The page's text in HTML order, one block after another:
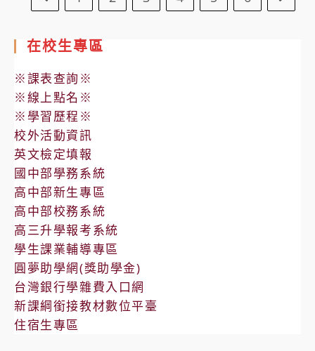
生
班
級
導
師
作
業
結
果
國
中
部
常
態
編
班
暨
公
開
抽
籤
編
配
新
在校生專區
※課表查詢※
※線上點名※
※學習歷程※
校外活動資訊
英文檢定填報
國中部學務系統
高中部新生專區
高中部校務系統
高三升學報考系統
學生課業輔導專區
圓夢助學網(獎助學金)
台灣銀行學雜費入口網
新課綱銜接教材數位平臺
住宿生專區